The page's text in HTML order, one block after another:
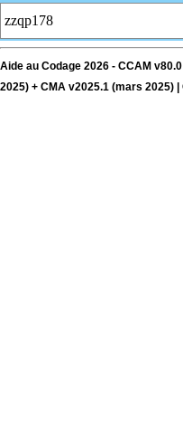
Aide au Codage 2026 - CCAM
2025) + CMA v2025.1 (mars 2025) |